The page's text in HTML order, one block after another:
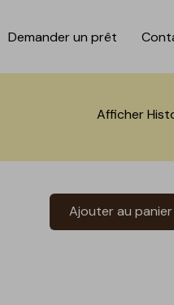
Demander un prêt
la recherche Afficher
Ajouter au panier